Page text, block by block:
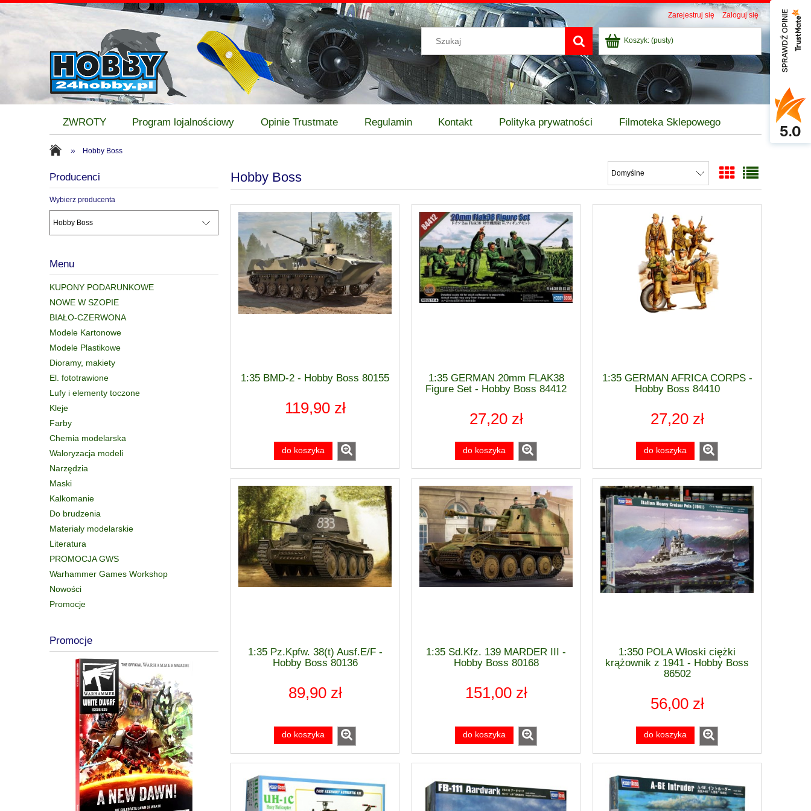
Zarejestruj się Zaloguj się
Koszyk: (pusty)
ZWROTY Program lojalnościowy Opinie Trustmate Regulamin Kontakt Polityka prywatności Filmoteka Sklepowego
» Hobby Boss
Producenci
Wybierz producenta
Menu
KUPONY PODARUNKOWE
NOWE W SZOPIE
BIAŁO-CZERWONA
Modele Kartonowe
Modele Plastikowe
Dioramy, makiety
El. fototrawione
Lufy i elementy toczone
Kleje
Farby
Chemia modelarska
Waloryzacja modeli
Narzędzia
Maski
Kalkomanie
Do brudzenia
Materiały modelarskie
Literatura
PROMOCJA GWS
Warhammer Games Workshop
Nowości
Promocje
Promocje
Hobby Boss
1:35 BMD-2 - Hobby Boss 80155
119,90 zł
do koszyka
1:35 GERMAN 20mm FLAK38
Figure Set - Hobby Boss 84412
27,20 zł
do koszyka
1:35 GERMAN AFRICA CORPS -
Hobby Boss 84410
27,20 zł
do koszyka
1:35 Pz.Kpfw. 38(t) Ausf.E/F -
Hobby Boss 80136
89,90 zł
do koszyka
1:35 Sd.Kfz. 139 MARDER III -
Hobby Boss 80168
151,00 zł
do koszyka
1:350 POLA Włoski ciężki
krążownik z 1941 - Hobby Boss
86502
56,00 zł
do koszyka
SPRAWDŹ OPINIE
5.0